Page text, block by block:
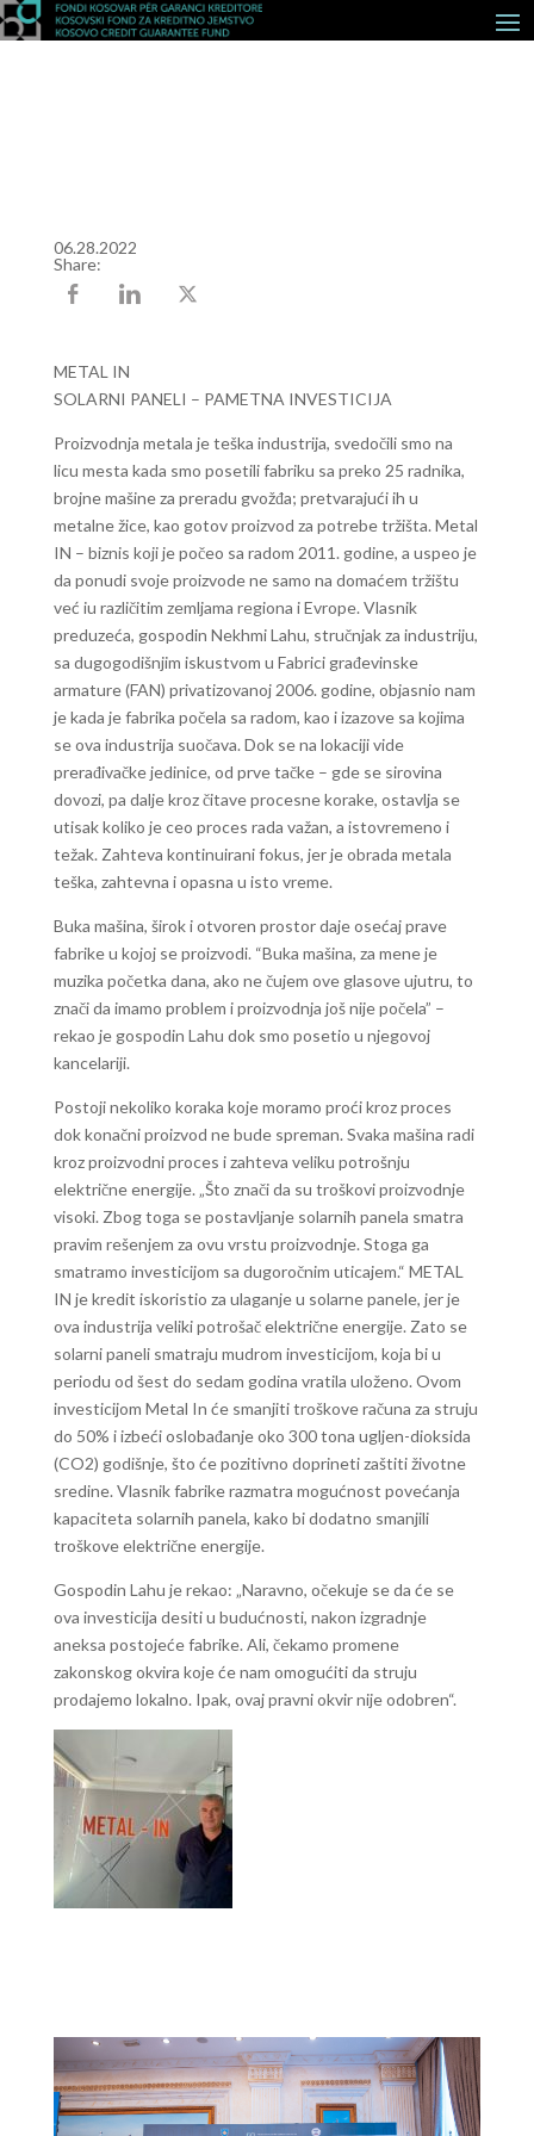
06.28.2022
Share:
METAL IN
SOLARNI PANELI – PAMETNA INVESTICIJA
Proizvodnja metala je teška industrija, svedočili smo na
licu mesta kada smo posetili fabriku sa preko 25 radnika,
brojne mašine za preradu gvožđa; pretvarajući ih u
metalne žice, kao gotov proizvod za potrebe tržišta. Metal
IN – biznis koji je počeo sa radom 2011. godine, a uspeo je
da ponudi svoje proizvode ne samo na domaćem tržištu
već iu različitim zemljama regiona i Evrope. Vlasnik
preduzeća, gospodin Nekhmi Lahu, stručnjak za industriju,
sa dugogodišnjim iskustvom u Fabrici građevinske
armature (FAN) privatizovanoj 2006. godine, objasnio nam
je kada je fabrika počela sa radom, kao i izazove sa kojima
se ova industrija suočava. Dok se na lokaciji vide
prerađivačke jedinice, od prve tačke – gde se sirovina
dovozi, pa dalje kroz čitave procesne korake, ostavlja se
utisak koliko je ceo proces rada važan, a istovremeno i
težak. Zahteva kontinuirani fokus, jer je obrada metala
teška, zahtevna i opasna u isto vreme.
Buka mašina, širok i otvoren prostor daje osećaj prave
fabrike u kojoj se proizvodi. “Buka mašina, za mene je
muzika početka dana, ako ne čujem ove glasove ujutru, to
znači da imamo problem i proizvodnja još nije počela” –
rekao je gospodin Lahu dok smo posetio u njegovoj
kancelariji.
Postoji nekoliko koraka koje moramo proći kroz proces
dok konačni proizvod ne bude spreman. Svaka mašina radi
kroz proizvodni proces i zahteva veliku potrošnju
električne energije. „Što znači da su troškovi proizvodnje
visoki. Zbog toga se postavljanje solarnih panela smatra
pravim rešenjem za ovu vrstu proizvodnje. Stoga ga
smatramo investicijom sa dugoročnim uticajem.“ METAL
IN je kredit iskoristio za ulaganje u solarne panele, jer je
ova industrija veliki potrošač električne energije. Zato se
solarni paneli smatraju mudrom investicijom, koja bi u
periodu od šest do sedam godina vratila uloženo. Ovom
investicijom Metal In će smanjiti troškove računa za struju
do 50% i izbeći oslobađanje oko 300 tona ugljen-dioksida
(CO2) godišnje, što će pozitivno doprineti zaštiti životne
sredine. Vlasnik fabrike razmatra mogućnost povećanja
kapaciteta solarnih panela, kako bi dodatno smanjili
troškove električne energije.
Gospodin Lahu je rekao: „Naravno, očekuje se da će se
ova investicija desiti u budućnosti, nakon izgradnje
aneksa postojeće fabrike. Ali, čekamo promene
zakonskog okvira koje će nam omogućiti da struju
prodajemo lokalno. Ipak, ovaj pravni okvir nije odobren“.